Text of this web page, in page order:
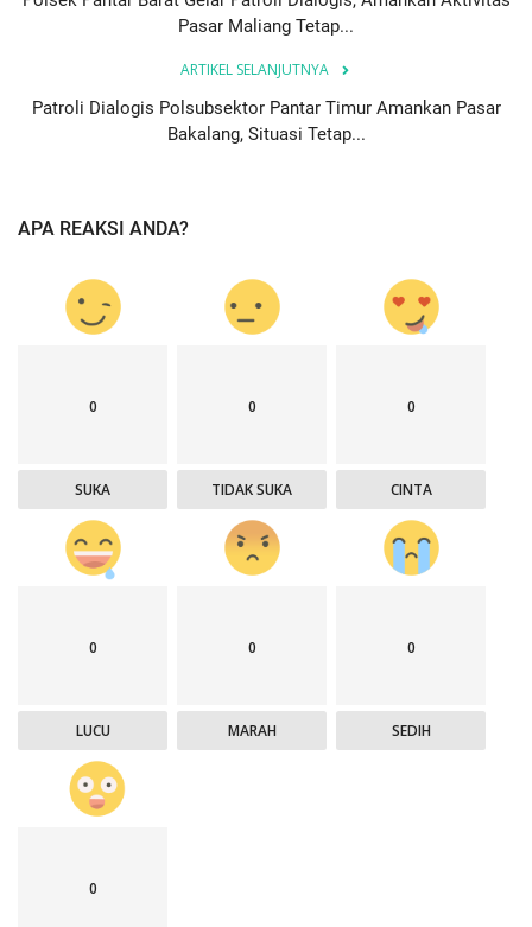
Pasar Maliang Tetap...
ARTIKEL SELANJUTNYA
Patroli Dialogis Polsubsektor Pantar Timur Amankan Pasar
Bakalang, Situasi Tetap...
APA REAKSI ANDA?
0
SUKA
0
TIDAK SUKA
0
CINTA
0
LUCU
0
MARAH
0
SEDIH
0